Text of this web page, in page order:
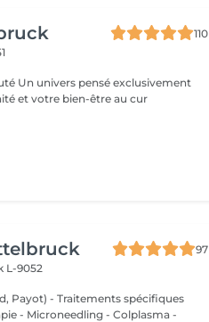
110
et votre bien-être au cur
97
L-9052
Payot) - Traitements spécifiques
- Microneedling - Colplasma -